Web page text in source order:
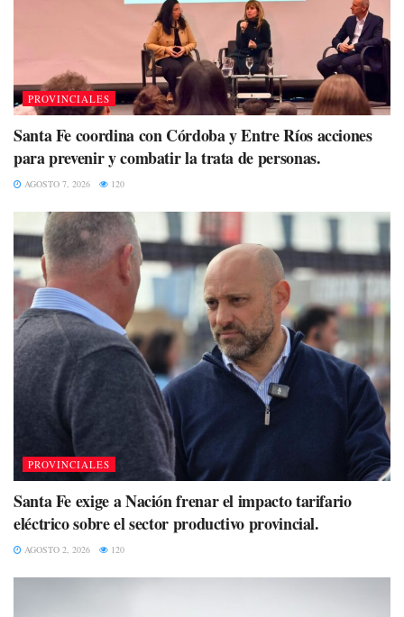
PROVINCIALES
Santa Fe coordina con Córdoba y Entre Ríos acciones
para prevenir y combatir la trata de personas.
AGOSTO 7, 2026 120
PROVINCIALES
Santa Fe exige a Nación frenar el impacto tarifario
eléctrico sobre el sector productivo provincial.
AGOSTO 2, 2026 120